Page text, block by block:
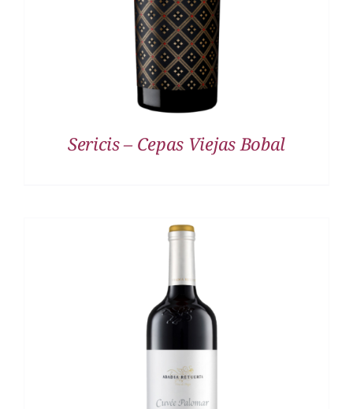
Sericis – Cepas Viejas Bobal
DETALLES